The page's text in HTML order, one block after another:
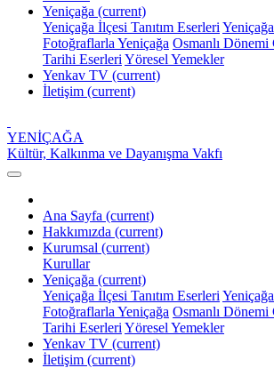
Yeniçağa (current)
Yeniçağa İlçesi Tanıtım Eserleri
Fotoğraflarla Yeniçağa Osmanlı Dönemi
Tarihi Eserleri Yöresel Yemekler
Yenkav TV (current)
İletişim (current)
YENİÇAĞA
Kültür, Kalkınma ve Dayanışma Vakfı
Ana Sayfa (current)
Hakkımızda (current)
Kurumsal (current)
Kurullar
Yeniçağa (current)
Yeniçağa İlçesi Tanıtım Eserleri
Fotoğraflarla Yeniçağa Osmanlı Dönemi
Tarihi Eserleri Yöresel Yemekler
Yenkav TV (current)
İletişim (current)